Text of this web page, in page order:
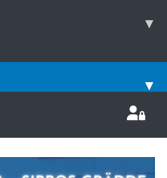
▾
▾